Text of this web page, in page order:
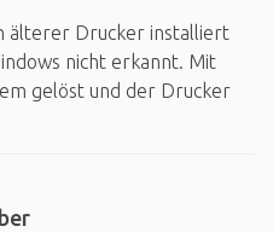
älterer Drucker installiert
nicht erkannt. Mit
gelöst und der Drucker